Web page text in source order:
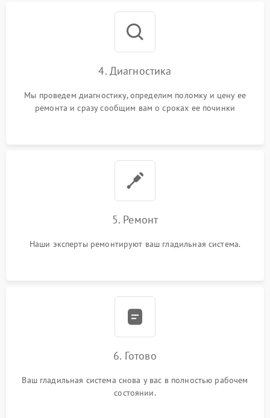
4. Диагностика
Мы проведем диагностику, определим поломку и цену ее
ремонта и сразу сообщим вам о сроках ее починки
5. Ремонт
Наши эксперты ремонтируют ваш гладильная система.
6. Готово
Ваш гладильная система снова у вас в полностью рабочем
состоянии.